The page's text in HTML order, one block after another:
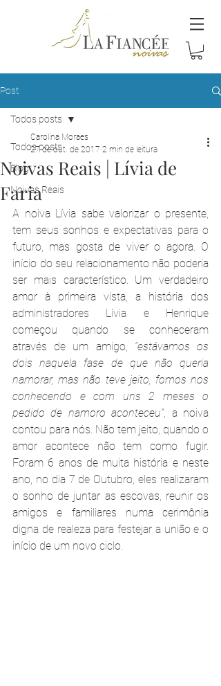
Post
Todos posts
Blog
Noivas Reais
Todos posts
Noivas Reais | Lívia de
Faria
Carolina Moraes
27 de out. de 2017 2 min de leitura
A noiva Lívia sabe valorizar o presente,
tem seus sonhos e expectativas para o
futuro, mas gosta de viver o agora. O
início do seu relacionamento não poderia
ser mais característico. Um verdadeiro
amor à primeira vista, a história dos
administradores Lívia e Henrique
começou quando se conheceram
através de um amigo, “estávamos os
dois naquela fase de que não queria
namorar, mas não teve jeito, fomos nos
conhecendo e com uns 2 meses o
pedido de namoro aconteceu”, a noiva
contou para nós. Não tem jeito, quando o
amor acontece não tem como fugir.
Foram 6 anos de muita história e neste
ano, no dia 7 de Outubro, eles realizaram
o sonho de juntar as escovas, reunir os
amigos e familiares numa cerimônia
digna de realeza para festejar a união e o
início de um novo ciclo.